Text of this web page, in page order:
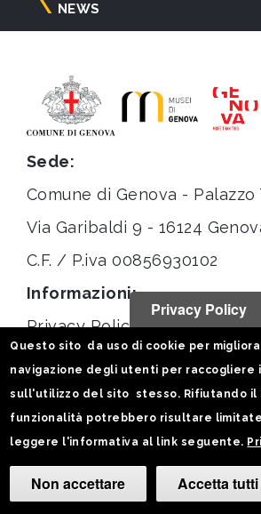
NEWS
Sede:
Comune di Genova - Palazzo
Via Garibaldi 9 - 16124
C.F. / P.iva 00856930102
Informazioni:
Privacy Policy
Statistiche
Seguici su:
Privacy Policy
Questo sito da uso di cookie per
navigazione degli utenti per raccogliere
sull'utilizzo del sito stesso. Rifiutando il
funzionalità potrebbero risultare
leggere l'informativa al link seguente.
Non accettare Accetta